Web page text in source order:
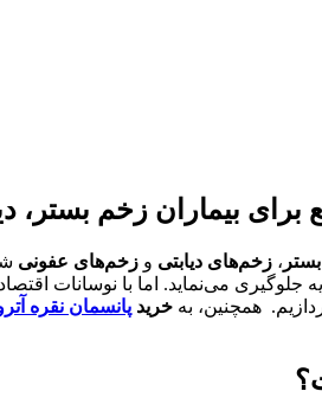
، زخم‌های دیابتی و زخم‌های عفونی
جلوگیری می‌نماید. اما با نوسانات
خرید پانسمان نقره